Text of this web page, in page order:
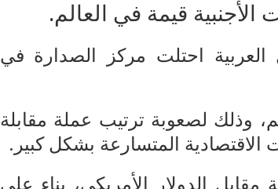
قيمة في العالم.
احتلت مركز الصدارة في
وذلك لصعوبة ترتيب عملة مقابلة
المتسارعة بشكل كبير.
الدولار الأمريكي، بناء على